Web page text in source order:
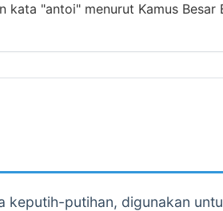
"antoi" menurut Kamus Besar
keputih-putihan, digunakan